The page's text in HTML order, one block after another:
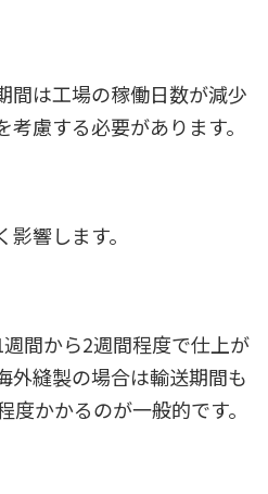
間は工場の稼働日数が減少
慮する必要があります。
響します。
間から2週間程度で仕上が
外縫製の場合は輸送期間も
かかるのが一般的です。